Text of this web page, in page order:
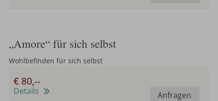
„Amore“ für sich selbst
Wohlbefinden für sich selbst
€ 80,--
Anfragen
Details